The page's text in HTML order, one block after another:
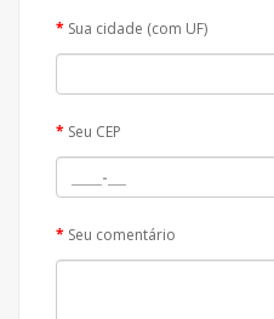
Sua cidade (com UF)
Seu CEP
Seu comentário